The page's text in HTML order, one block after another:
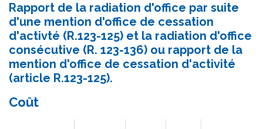
Rapport de la radiation d'office par suite
d'une mention d'office de cessation
d'activté (R.123-125) et la radiation d'office
consécutive (R. 123-136) ou rapport de la
mention d'office de cessation d'activité
(article R.123-125).
Coût